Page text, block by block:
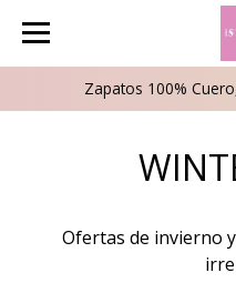
Zapatos 100%
Ofertas de invierno